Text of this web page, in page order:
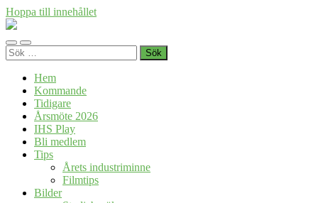
Hoppa till innehållet
Föreningen
i
Skåne
Slå
på/av
Slå
på/av
Sök
efter:
Hem
Kommande
Tidigare
Årsmöte 2026
IHS Play
Bli medlem
Tips
Årets industriminne
Filmtips
Bilder